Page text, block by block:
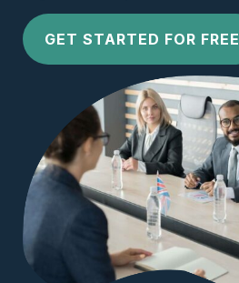
GET STARTED FOR FREE